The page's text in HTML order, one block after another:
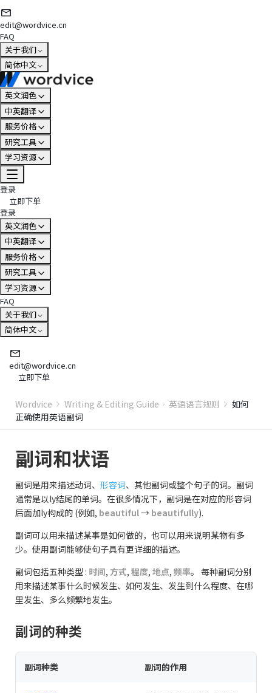
edit@wordvice.cn
FAQ
关于我们
简体中文
英文润色
中英翻译
服务价格
研究工具
学习资源
登录
立即下单
登录
英文润色
中英翻译
服务价格
研究工具
学习资源
FAQ
关于我们
简体中文
edit@wordvice.cn
立即下单
Wordvice Writing & Editing Guide 英语语言规则
如何
正确使用英语副词
副词和状语
副词是用来描述动词、 形容词、其他副词或整个句子的词。副词
通常是以ly结尾的单词。在很多情况下，副词是在对应的形容词
后面加ly构成的 (例如, beautiful→ beautifully).
副词可以用来描述某事是如何做的，也可以用来说明某物有多
少。使用副词能够使句子具有更详细的描述。
副词包括五种类型 : 时间, 方式, 程度, 地点, 频率。 每种副词分别
用来描述某事什么时候发生、如何发生、发生到什么程度、在哪
里发生、多么频繁地发生。
副词的种类
副词种类 副词的作用